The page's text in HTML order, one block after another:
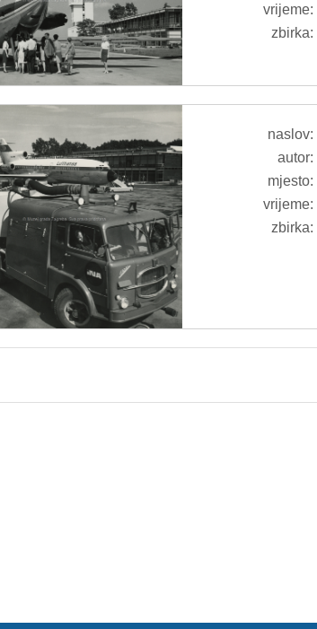
vrijeme:
zbirka:
naslov:
autor:
mjesto:
vrijeme:
zbirka: